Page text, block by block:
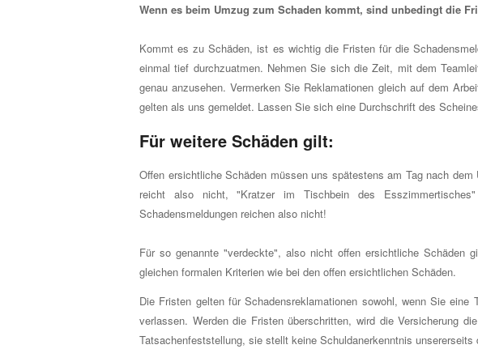
Wenn es beim Umzug zum Schaden kommt, sind unbedingt die
Kommt es zu Schäden, ist es wichtig die Fristen für die
einmal tief durchzuatmen. Nehmen Sie sich die Zeit, mit dem
genau anzusehen. Vermerken Sie Reklamationen gleich auf dem
gelten als uns gemeldet. Lassen Sie sich eine Durchschrift des
Für weitere Schäden gilt:
Offen ersichtliche Schäden müssen uns spätestens am Tag nach
reicht also nicht, "Kratzer im Tischbein des
Schadensmeldungen reichen also nicht!
Für so genannte "verdeckte", also nicht offen ersichtliche
gleichen formalen Kriterien wie bei den offen ersichtlichen Schäden.
Die Fristen gelten für Schadensreklamationen sowohl, wenn Sie
verlassen. Werden die Fristen überschritten, wird die Versicherung
Tatsachenfeststellung, sie stellt keine Schuldanerkenntnis unsererseits